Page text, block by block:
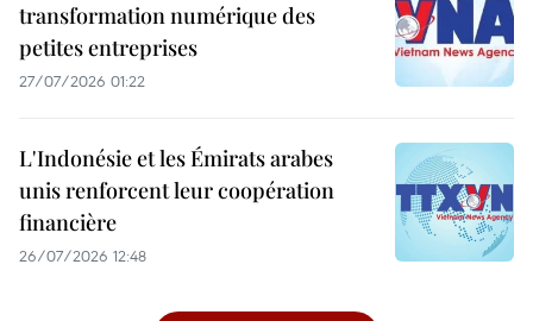
transformation numérique des
petites entreprises
27/07/2026 01:22
L'Indonésie et les Émirats arabes
unis renforcent leur coopération
financière
26/07/2026 12:48